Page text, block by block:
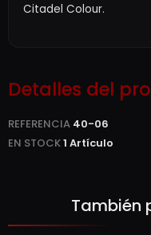
Citadel Colour.
Detalles del
REFERENCIA 40-06
EN STOCK1 Artículo
También